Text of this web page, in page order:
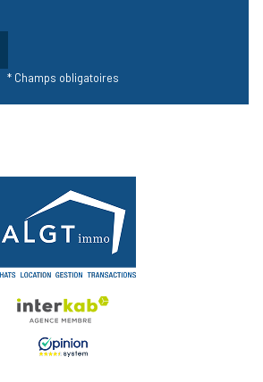
* Champs obligatoires